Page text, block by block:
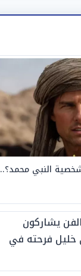
النبي محمد؟..
يشاركون
فرحته في